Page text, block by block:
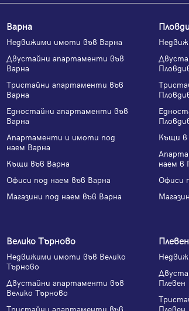
Варна
Недвижими имоти във Варна
Двустайни апартаменти във
Варна
Тристайни апартаменти във
Варна
Едностайни апартаменти във
Варна
Апартаменти и имоти под
наем Варна
Къщи във Варна
Офиси под наем във Варна
Магазини под наем във Варна
Къщи в
наем в
Офиси
Велико Търново
Недвижими имоти във Велико
Търново
Двустайни апартаменти във
Велико Търново
Тристайни апартаменти във
Плевен
Плевен
Плевен